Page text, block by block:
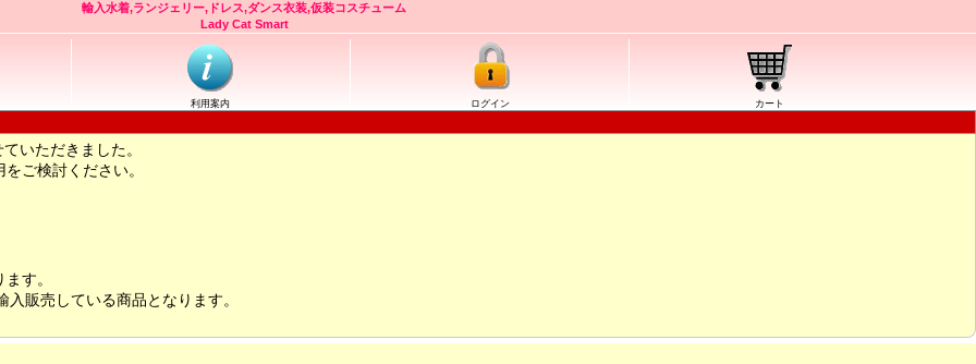
輸入水着,ランジェリー,ドレス,ダンス衣装,仮装コスチューム
Lady Cat Smart
利用案内 ログイン カート
いただきました。
をご検討ください。
す。
販売している商品となります。